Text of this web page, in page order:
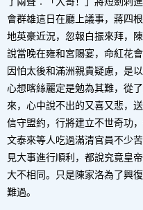
會群雄這日在廳上議事，蔣四
地英豪近況，忽報白振來拜，
說當晚在雍和宮賜宴，命紅花
因怕太後和滿洲親貴疑慮，是
心想喀絲麗定是勉為其難，從
來，心中說不出的又喜又悲，
信守盟約，行將建立不世奇功
文泰來等人吃過滿清官員不少
見大事進行順利，都說究竟皇
大不相同。只是陳家洛為了興
難過。